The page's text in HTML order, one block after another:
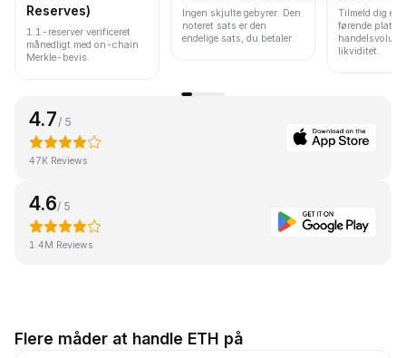
Reserves)
1:1-reserver verificeret
månedligt med on-chain
Merkle-bevis.
Ingen skjulte gebyrer. Den
noteret sats er den
endelige sats, du betaler.
Tilmeld dig en
førende
likviditet.
4.7 / 5
47K Reviews
4.6/ 5
1.4M Reviews
Flere måder at handle ETH på